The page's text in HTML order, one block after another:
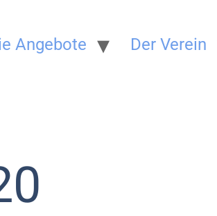
Angebote Der Verein